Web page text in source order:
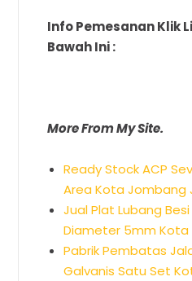
Info Pemesanan Klik
Bawah Ini :
More From My Site.
Ready Stock ACP
Area Kota Jombang
Jual Plat Lubang
Diameter 5mm Kota
Pabrik Pembatas
Galvanis Satu Set